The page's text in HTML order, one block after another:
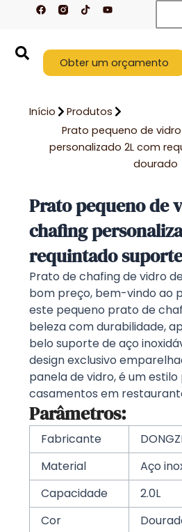
conteúdo
F
a
o
k
T
i
k
Y
o
b
e
Obter um orçamento
Início
Produtos
Prato pequeno de
personalizado 2L com
dourado
Prato pequeno de
chafing
requintado
Prato de chafing de vidro
bom preço, bem-vindo ao
este pequeno prato de
beleza com durabilidade,
belo suporte de aço
design exclusivo
panela de vidro, é um
casamentos em
Parâmetros:
Fabricante
Material
Aço
Capacidade
2.0L
Cor